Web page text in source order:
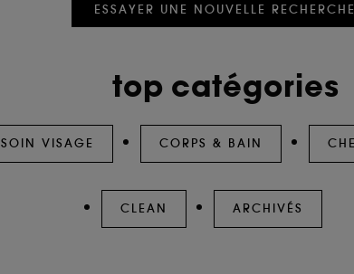
ESSAYER UNE NOUVELLE RECHERCHE
top catégories
SOIN VISAGE CORPS & BAIN
CLEAN ARCHIVÉS